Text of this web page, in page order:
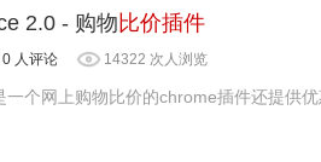
2.0 - 购物 比价插件
0 人评论 14322 次人浏览
个网上购物比价的chrome插件还提供优